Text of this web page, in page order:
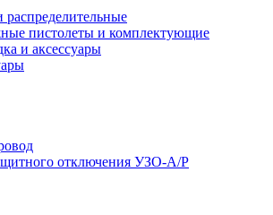
распределительные
пистолеты и комплектующие
и аксессуары
отключения УЗО-А/Р